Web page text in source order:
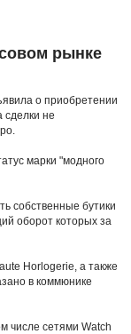
рынке
о приобретении
сделки не
марки "модного
собственные бутики
оборот которых за
Horlogerie, а также
в коммюнике
числе сетями Watch